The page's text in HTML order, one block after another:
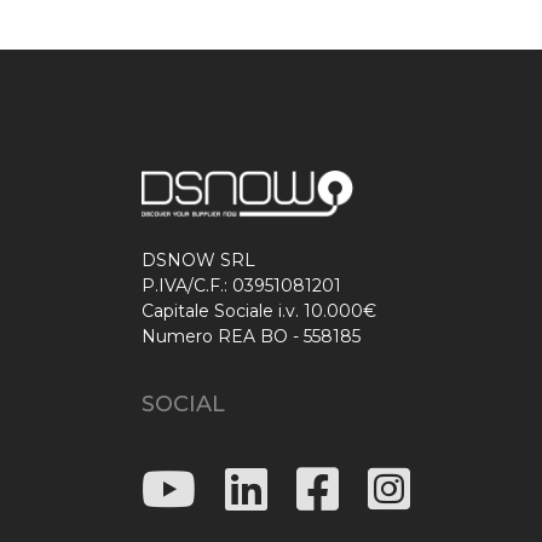
DSNOW SRL
P.IVA/C.F.: 03951081201
Capitale Sociale i.v. 10.000€
Numero REA BO - 558185
SOCIAL